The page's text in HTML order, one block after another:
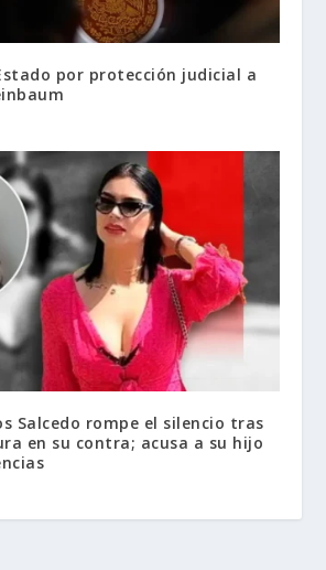
por protección judicial a
Salcedo rompe el silencio tras
en su contra; acusa a su hijo